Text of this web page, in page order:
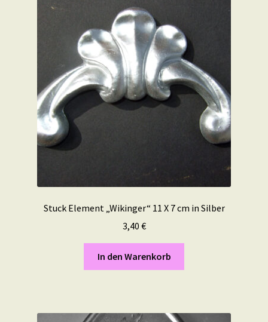
Stuck Element „Wikinger“ 11 X 7 cm in Silber
3,40 €
In den Warenkorb